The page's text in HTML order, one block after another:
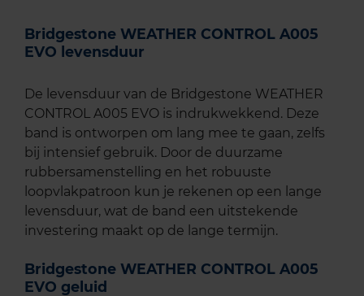
Bridgestone WEATHER CONTROL A005
EVO levensduur
De levensduur van de Bridgestone WEATHER
CONTROL A005 EVO is indrukwekkend. Deze
band is ontworpen om lang mee te gaan, zelfs
bij intensief gebruik. Door de duurzame
rubbersamenstelling en het robuuste
loopvlakpatroon kun je rekenen op een lange
levensduur, wat de band een uitstekende
investering maakt op de lange termijn.
Bridgestone WEATHER CONTROL A005
EVO geluid